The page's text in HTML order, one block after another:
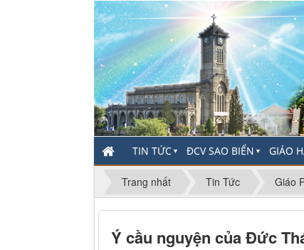
TIN TỨC ▼ ĐCV SAO BIỂN ▼ GIÁO
Trang nhất Tin Tức Giáo
Ý cầu nguyện của Đức